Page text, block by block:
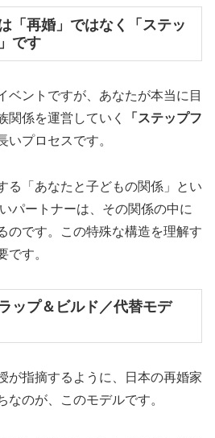
ドル・シニア婚活
婚率 9割以上
（成功報酬型）
豊富なカウンセラーがサポー
ス青山をチェック
「再婚」ではなく「ステッ
です
ベントですが、あなたが本当に目
関係を運営していく
「ステップフ
いプロセスです。
る「あなたと子どもの関係」とい
パートナーは、その関係の中に
のです。この特殊な構造を理解す
です。
ップ＆ビルド／代替モデ
が指摘するように、日本の再婚家
なのが、このモデルです。